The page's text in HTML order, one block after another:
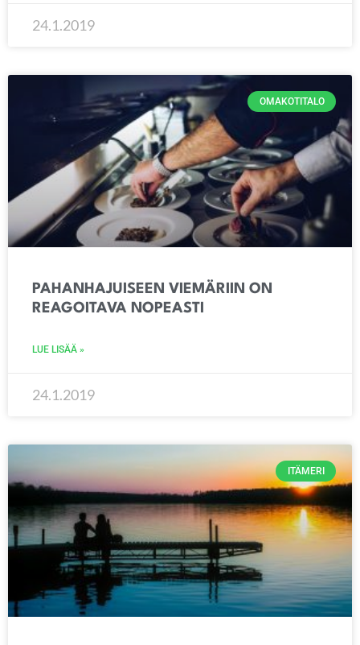
24.1.2019
OMAKOTITALO
PAHANHAJUISEEN VIEMÄRIIN ON
REAGOITAVA NOPEASTI
LUE LISÄÄ »
24.1.2019
ITÄMERI